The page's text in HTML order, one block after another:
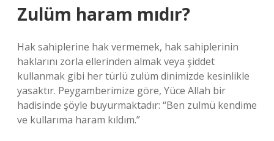
Zulüm haram mıdır?
Hak sahiplerine hak vermemek, hak sahiplerinin
haklarını zorla ellerinden almak veya şiddet
kullanmak gibi her türlü zulüm dinimizde kesinlikle
yasaktır. Peygamberimize göre, Yüce Allah bir
hadisinde şöyle buyurmaktadır: “Ben zulmü kendime
ve kullarıma haram kıldım.”